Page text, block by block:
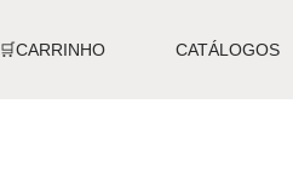
🛒CARRINHO CATÁLOGOS